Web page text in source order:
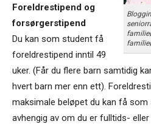
Foreldrestipend og
forsørgerstipend
Du kan som student få
foreldrestipend inntil 49
uker. (Får du flere barn samtidig
hvert barn mer enn ett).
maksimale beløpet du kan få
avhengig av om du er fulltids-